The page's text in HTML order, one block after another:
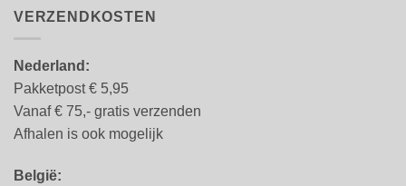
VERZENDKOSTEN
Nederland:
Pakketpost € 5,95
Vanaf € 75,- gratis verzenden
Afhalen is ook mogelijk
België: